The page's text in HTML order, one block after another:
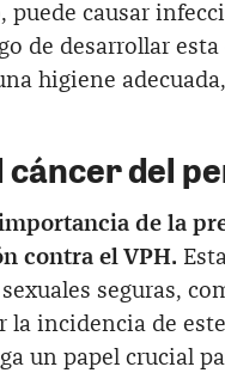
puede causar
de desarrollar esta
higiene
del
de la
contra el VPH.
seguras,
la incidencia de
un papel crucial